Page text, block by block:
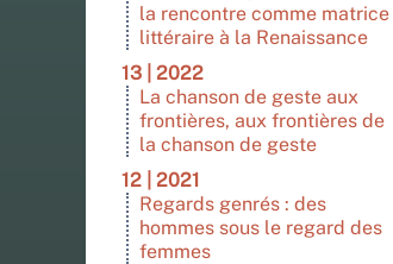
la rencontre comme matrice
littéraire à la Renaissance
13 | 2022
La chanson de geste aux
frontières, aux frontières de
la chanson de geste
12 | 2021
Regards genrés : des
hommes sous le regard des
femmes